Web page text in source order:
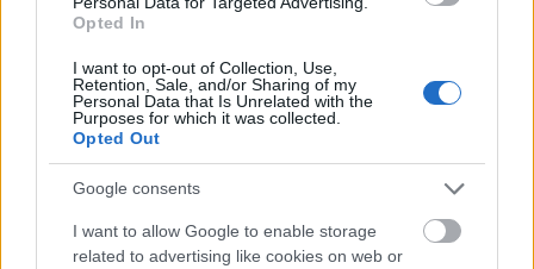
Opted In
I want to opt-out of Collection, Use,
Retention, Sale, and/or Sharing of my
Personal Data that Is Unrelated with the
Purposes for which it was collected.
Opted Out
Google consents
I want to allow Google to enable storage
related to advertising like cookies on web or
nem belsőégésű motor hajtja, hanem
bemutatta az új ID. Buzz és ID. Buzz
Cargo modelleket, Európa gazdagabb
lett az első, tisztán…